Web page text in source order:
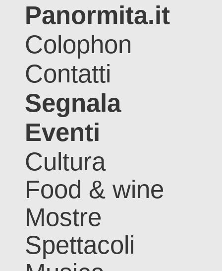
Panormita.it
Colophon
Contatti
Segnala
Eventi
Cultura
Food & wine
Mostre
Spettacoli